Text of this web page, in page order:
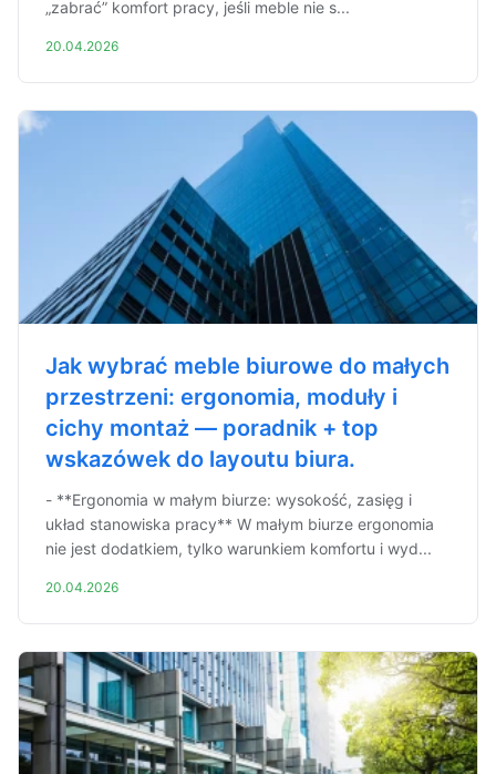
„zabrać” komfort pracy, jeśli meble nie s...
20.04.2026
Jak wybrać meble biurowe do małych
przestrzeni: ergonomia, moduły i
cichy montaż — poradnik + top
wskazówek do layoutu biura.
- **Ergonomia w małym biurze: wysokość, zasięg i
układ stanowiska pracy** W małym biurze ergonomia
nie jest dodatkiem, tylko warunkiem komfortu i wyd...
20.04.2026